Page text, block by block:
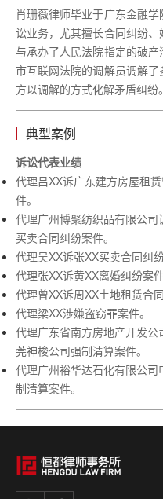
肖珊薇律师毕业于广东金融
讼业务，尤其擅长合同纠纷
与承办了人民法院指定的破
市互联网法院的调解员调解
方以调解的方式化解矛盾纠纷。
典型案例
诉讼代表业绩
代理吕XX诉广东建方房屋租
件。
代理广州博聚纺织品有限公
买卖合同纠纷案件。
代理吴XX诉张XX买卖合同纠纷
代理张XX诉黄XX离婚纠纷案件
代理曾XX诉周XX土地租赁合
代理梁XX涉嫌盗窃罪案件。
代理广东省南方房地产开发
莞神梭公司强制清算案件。
代理广州裕华达石化有限公
制清算案件。